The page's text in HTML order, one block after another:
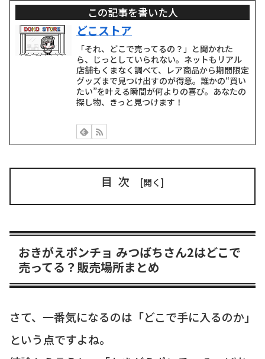
この記事を書いた人
どこストア
「それ、どこで売ってるの？」と聞かれた
ら、じっとしていられない。ネットもリアル
店舗もくまなく調べて、レア商品から期間限定
グッズまで見つけ出すのが得意。誰かの“買い
たい”を叶える瞬間が何よりの喜び。あなたの
探し物、きっと見つけます！
目次
おきがえポンチョ みつばちさん2はどこで
売ってる？販売場所まとめ
さて、一番気になるのは「どこで手に入るのか」
という点ですよね。